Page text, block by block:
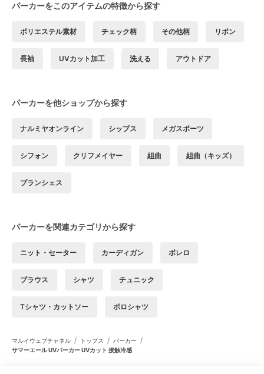
パーカーをこのアイテムの特徴から探す
ポリエステル素材 チェック柄 その他柄 リボン
長袖 UVカット加工 洗える アウトドア
パーカーを他ショップから探す
ナルミヤオンライン シップス メガスポーツ
シフォン クリフメイヤー 組曲 組曲（キッズ）
ブランシェス
パーカーを関連カテゴリから探す
ニット・セーター カーディガン ボレロ
ブラウス シャツ チュニック
Tシャツ・カットソー ポロシャツ
マルイウェブチャネル / トップス / パーカー /
サマーエール UVパーカー UVカット 接触冷感